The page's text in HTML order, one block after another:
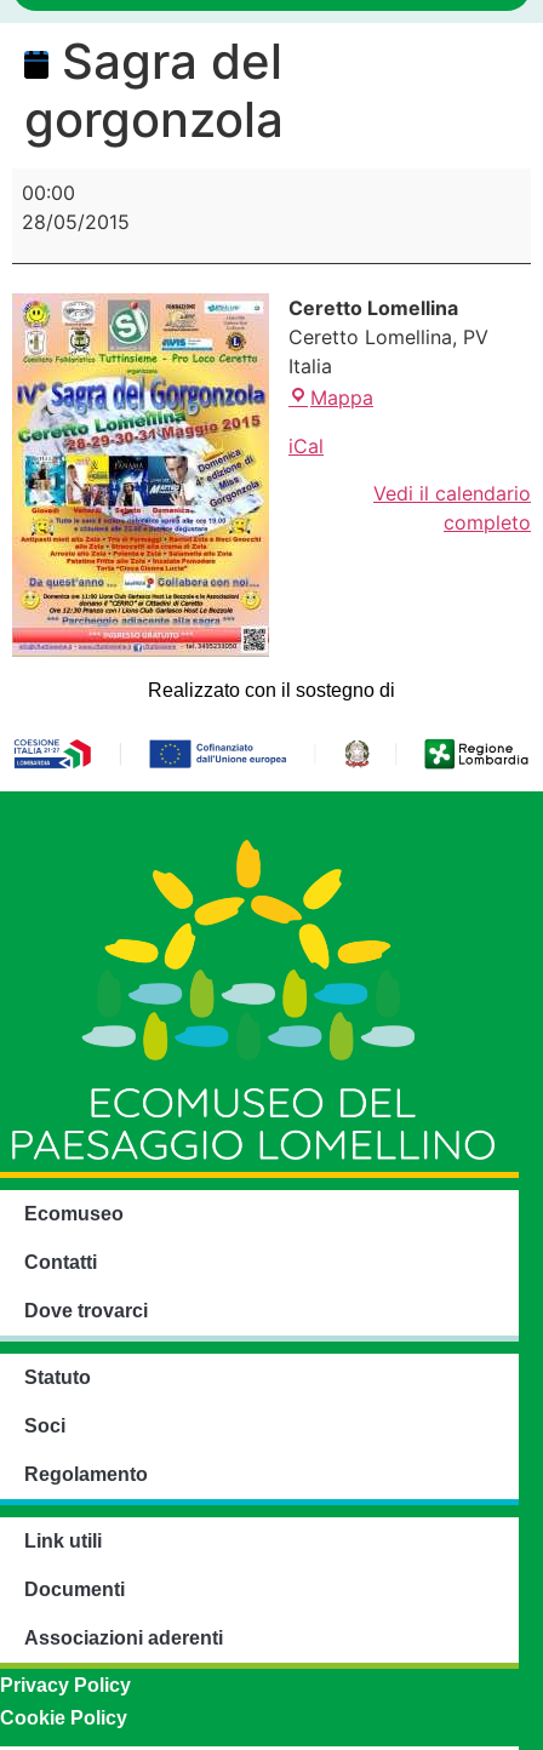
Sagra del
gorgonzola
00:00
28/05/2015
Ceretto Lomellina
Ceretto Lomellina, PV
Italia
Mappa
iCal
Vedi il calendario
completo
Realizzato con il sostegno di
Ecomuseo
Contatti
Dove trovarci
Statuto
Soci
Regolamento
Link utili
Documenti
Associazioni aderenti
Privacy Policy
Cookie Policy